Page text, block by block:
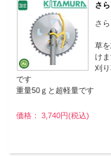
さ
さ
草
けま
刈
です
重量50ｇと超軽量です
価格： 3,740円(税込)